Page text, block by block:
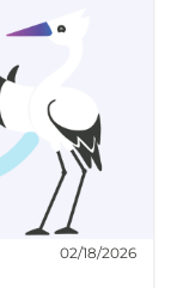
02/18/2026